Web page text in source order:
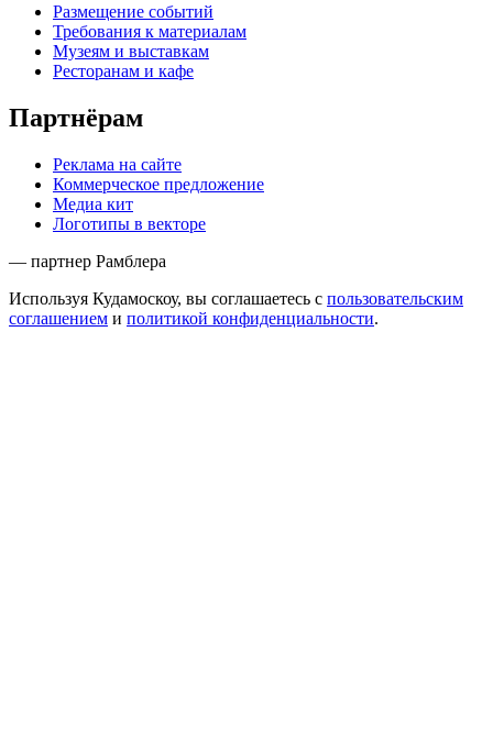
Размещение событий
Требования к материалам
Музеям и выставкам
Ресторанам и кафе
Партнёрам
Реклама на сайте
Коммерческое предложение
Медиа кит
Логотипы в векторе
— партнер Рамблера
Используя Кудамоскоу, вы соглашаетесь с пользовательским
соглашением и политикой конфиденциальности.